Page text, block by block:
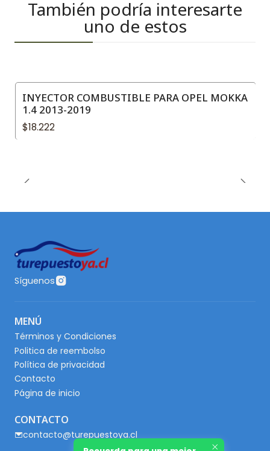
También podría interesarte
uno de estos
INYECTOR COMBUSTIBLE PARA OPEL MOKKA
1.4 2013-2019
$18.222
Síguenos
MENÚ
Términos y Condiciones
Politica de reembolso
Política de privacidad
Contacto
Página de inicio
CONTACTO
contacto@turepuestoya.cl